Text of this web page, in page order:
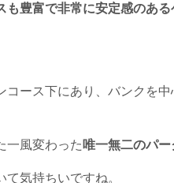
も豊富で非常に安定感のある
ース下にあり、バンクを中
一風変わった 唯一無二のパー
て気持ちいですね。